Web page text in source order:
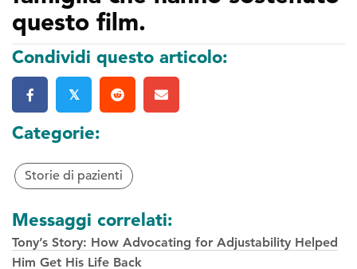
questo film.
Condividi questo articolo:
𝕏
Categorie:
Storie di pazienti
Messaggi correlati:
Tony’s Story: How Advocating for Adjustability Helped
Him Get His Life Back